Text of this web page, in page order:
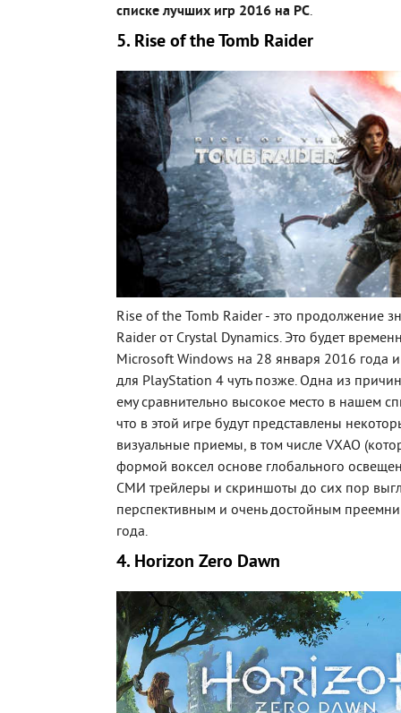
списке лучших игр 2016 на PC.
5. Rise of the Tomb Raider
Rise of the Tomb Raider - это продолжение
Raider от Crystal Dynamics. Это будет
Microsoft Windows на 28 января 2016 года
для PlayStation 4 чуть позже. Одна из
ему сравнительно высокое место в нашем
что в этой игре будут представлены
визуальные приемы, в том числе VXAO
формой воксел основе глобального
СМИ трейлеры и скриншоты до сих пор
перспективным и очень достойным
года.
4. Horizon Zero Dawn